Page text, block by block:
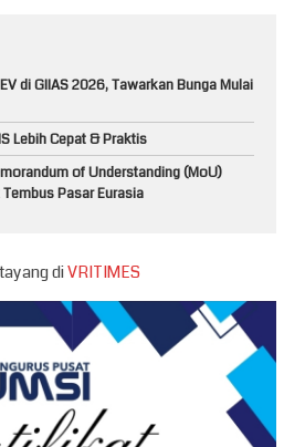
di GIIAS 2026, Tawarkan Bunga Mulai
Lebih Cepat & Praktis
of Understanding (MoU)
Pasar Eurasia
diVRITIMES